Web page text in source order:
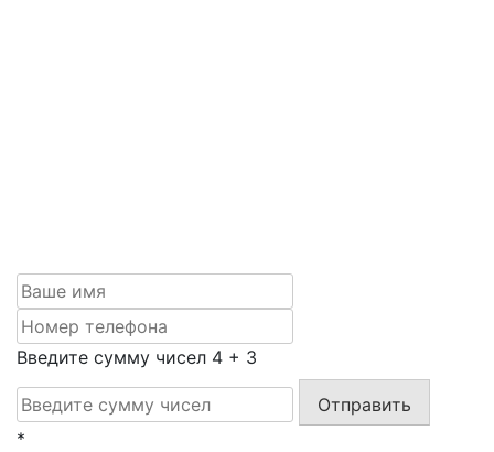
Введите сумму чисел 4 + 3
Отправить
*